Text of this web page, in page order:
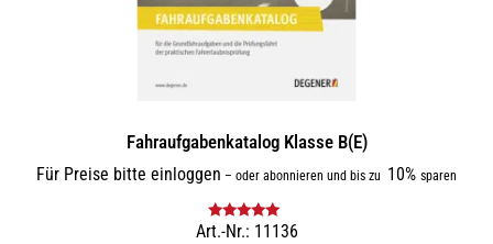
Fahraufgabenkatalog Klasse B(E)
Für Preise bitte einloggen – oder abonnieren und bis zu 10% sparen
Bewertet mit
Art.-Nr.: 11136